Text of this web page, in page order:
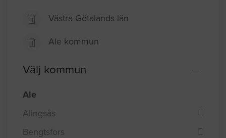
Västra Götalands län
Ale kommun
Välj kommun
Ale
Alingsås
Bengtsfors